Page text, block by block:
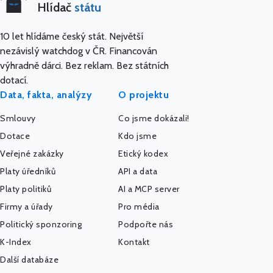
Hlídač státu
10 let hlídáme český stát. Největší
nezávislý watchdog v ČR. Financován
výhradně dárci. Bez reklam. Bez státních
dotací.
Data, fakta, analýzy
Smlouvy
Dotace
Veřejné zakázky
Platy úředníků
Platy politiků
Firmy a úřady
Politický sponzoring
K-Index
Další databáze
O projektu
Co jsme dokázali!
Kdo jsme
Etický kodex
API a data
AI a MCP server
Pro média
Podpořte nás
Kontakt